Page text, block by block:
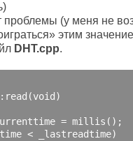
проблемы (у меня не
этим
DHT.cpp.
read (void )
= millis ();
< _lastreadtime)